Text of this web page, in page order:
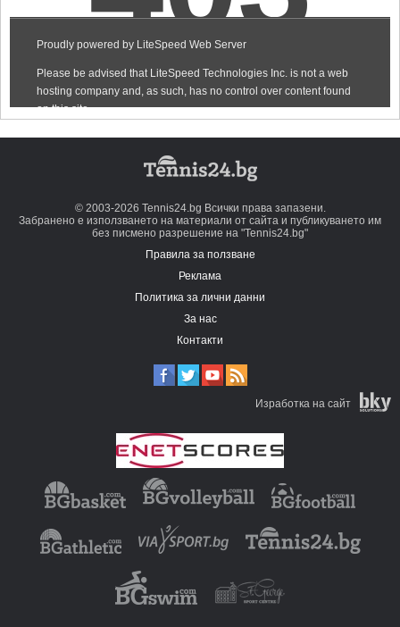
© 2003-2026 Tennis24.bg Всички права запазени.
Забранено е използването на материали от сайта и публикуването им
без писмено разрешение на "Tennis24.bg"
Правила за ползване
Реклама
Политика за лични данни
За нас
Контакти
Изработка на сайт